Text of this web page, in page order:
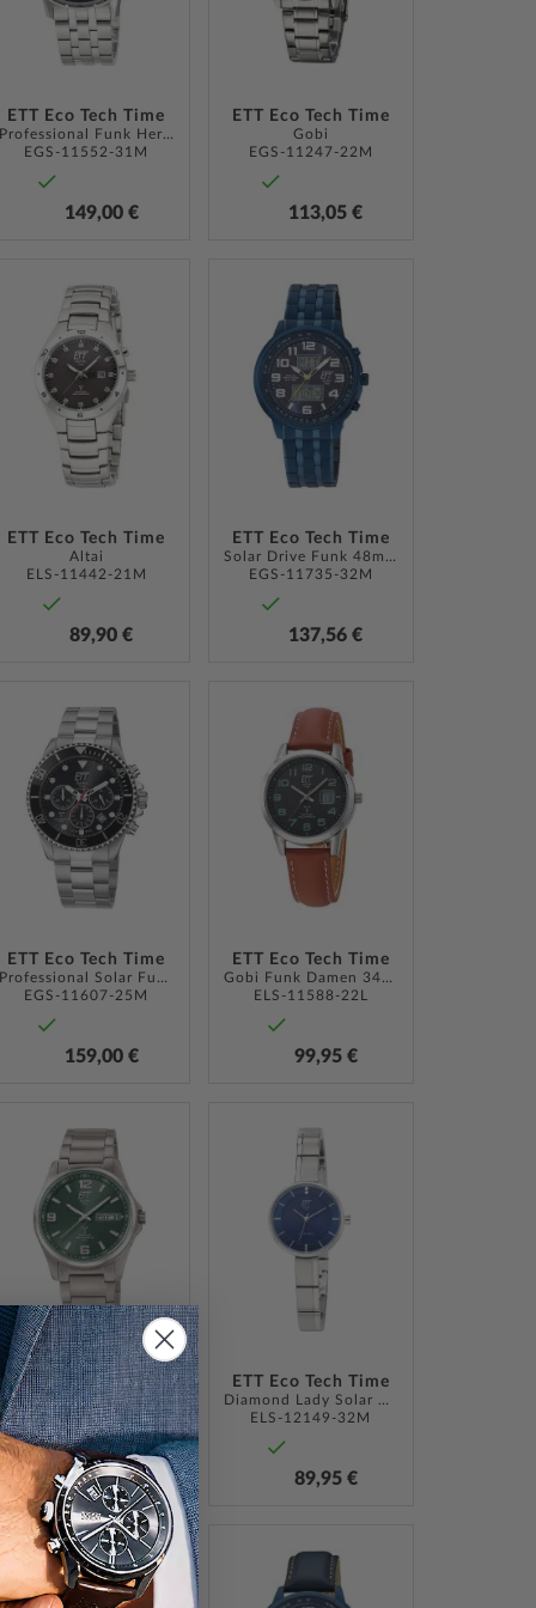
ETT Eco Tech Time
Professional Funk Herren 43mm
EGS-11552-31M
149,00 €
ETT Eco Tech Time
Gobi
EGS-11247-22M
113,05 €
ETT Eco Tech Time
Altai
ELS-11442-21M
89,90 €
HINZUFÜGEN
ETT Eco Tech Time
Solar Drive Funk 48mm 10ATM
EGS-11735-32M
137,56 €
ETT Eco Tech Time
Professional Solar Funk Chrono 44mm
EGS-11607-25M
159,00 €
HINZUFÜGEN
ETT Eco Tech Time
Gobi Funk Damen 34mm 5ATM
ELS-11588-22L
99,95 €
ETT Eco Tech Time
Everest Solar Funkuhr 41mm 10ATM
EGT-11603-81M
139,00 €
HINZUFÜGEN
ETT Eco Tech Time
Diamond Lady Solar Drive 28mm 5ATM
ELS-12149-32M
89,95 €
ZUR
WUNSCHLISTE